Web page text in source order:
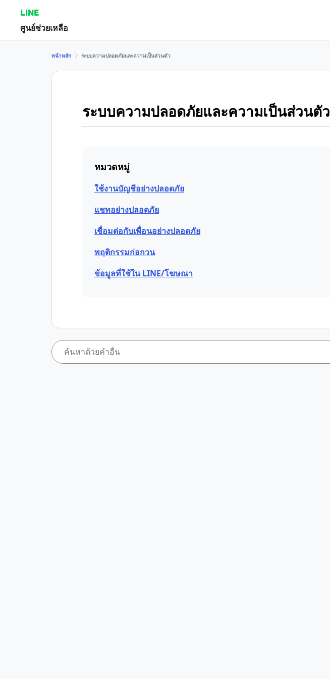
LINE
ศูนย์ช่วยเหลือ
หน้าหลัก ระบบความปลอดภัยและความเป็นส่วนตัว
ระบบความปลอดภัยและความเป็นส่วนตัว
หมวดหมู่
ใช้งานบัญชีอย่างปลอดภัย
แชทอย่างปลอดภัย
เชื่อมต่อกับเพื่อนอย่างปลอดภัย
พฤติกรรมก่อกวน
ข้อมูลที่ใช้ใน LINE/โฆษณา